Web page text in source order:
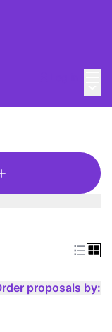
proposals by: